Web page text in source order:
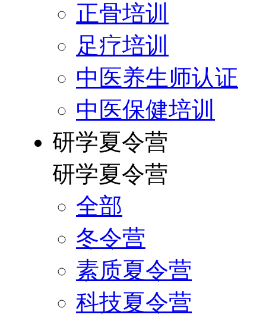
正骨培训
足疗培训
中医养生师认证
中医保健培训
研学夏令营
研学夏令营
全部
冬令营
素质夏令营
科技夏令营